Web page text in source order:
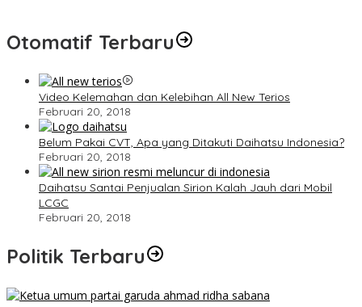
Otomatif Terbaru
Video Kelemahan dan Kelebihan All New Terios
Februari 20, 2018
Belum Pakai CVT, Apa yang Ditakuti Daihatsu Indonesia?
Februari 20, 2018
Daihatsu Santai Penjualan Sirion Kalah Jauh dari Mobil
LCGC
Februari 20, 2018
Politik Terbaru